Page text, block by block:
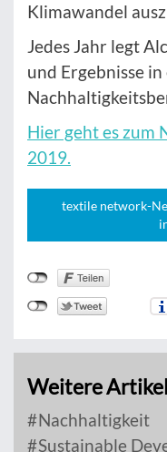
Klimawandel
Jedes Jahr legt
und Ergebnisse in
Hier geht es zum
2019.
textile network-
Weitere
Nachhaltigkeit
Sustainable